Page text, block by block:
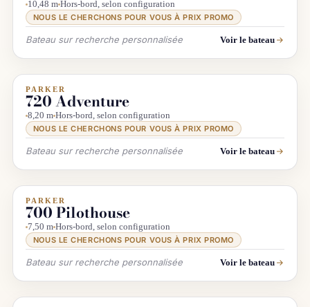
10,48 m Hors-bord, selon configuration
NOUS LE CHERCHONS POUR VOUS À PRIX PROMO
Bateau sur recherche personnalisée Voir le bateau
INFO & RECHERCHE
PARKER
720 Adventure
8,20 m Hors-bord, selon configuration
NOUS LE CHERCHONS POUR VOUS À PRIX PROMO
Bateau sur recherche personnalisée Voir le bateau
INFO & RECHERCHE
PARKER
700 Pilothouse
7,50 m Hors-bord, selon configuration
NOUS LE CHERCHONS POUR VOUS À PRIX PROMO
Bateau sur recherche personnalisée Voir le bateau